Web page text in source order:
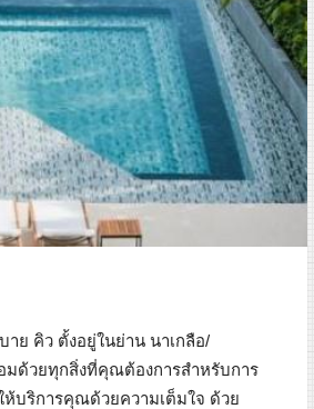
ย คิว ตั้งอยู่ในย่าน นาเกลือ/
มด้วยทุกสิ่งที่คุณต้องการสำหรับการ
บริการคุณด้วยความเต็มใจ ด้วย